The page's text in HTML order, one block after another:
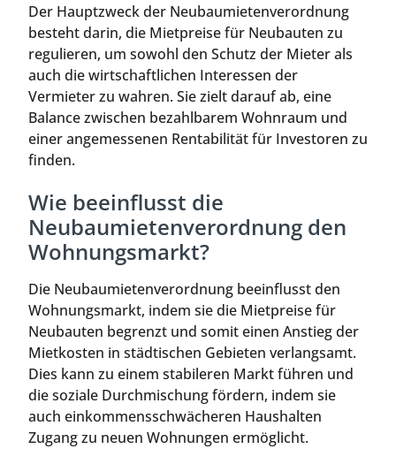
Der Hauptzweck der Neubaumietenverordnung
besteht darin, die Mietpreise für Neubauten zu
regulieren, um sowohl den Schutz der Mieter als
auch die wirtschaftlichen Interessen der
Vermieter zu wahren. Sie zielt darauf ab, eine
Balance zwischen bezahlbarem Wohnraum und
einer angemessenen Rentabilität für Investoren zu
finden.
Wie beeinflusst die
Neubaumietenverordnung den
Wohnungsmarkt?
Die Neubaumietenverordnung beeinflusst den
Wohnungsmarkt, indem sie die Mietpreise für
Neubauten begrenzt und somit einen Anstieg der
Mietkosten in städtischen Gebieten verlangsamt.
Dies kann zu einem stabileren Markt führen und
die soziale Durchmischung fördern, indem sie
auch einkommensschwächeren Haushalten
Zugang zu neuen Wohnungen ermöglicht.